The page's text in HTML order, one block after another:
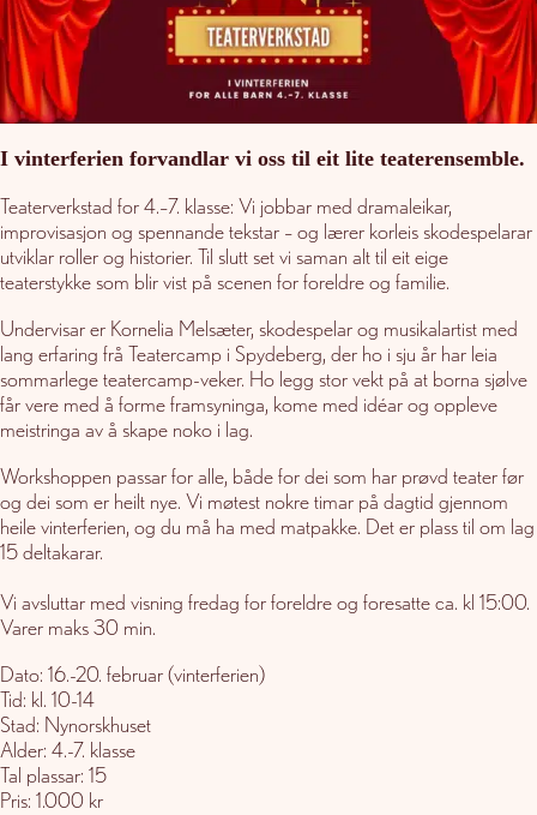
I vinterferien forvandlar vi oss til eit lite teaterensemble.
Teaterverkstad for 4.–7. klasse: Vi jobbar med dramaleikar,
improvisasjon og spennande tekstar – og lærer korleis skodespelarar
utviklar roller og historier. Til slutt set vi saman alt til eit eige
teaterstykke som blir vist på scenen for foreldre og familie.
Undervisar er Kornelia Melsæter, skodespelar og musikalartist med
lang erfaring frå Teatercamp i Spydeberg, der ho i sju år har leia
sommarlege teatercamp-veker. Ho legg stor vekt på at borna sjølve
får vere med å forme framsyninga, kome med idéar og oppleve
meistringa av å skape noko i lag.
Workshoppen passar for alle, både for dei som har prøvd teater før
og dei som er heilt nye. Vi møtest nokre timar på dagtid gjennom
heile vinterferien, og du må ha med matpakke. Det er plass til om lag
15 deltakarar.
Vi avsluttar med visning fredag for foreldre og foresatte ca. kl 15:00.
Varer maks 30 min.
Dato: 16.-20. februar (vinterferien)
Tid: kl. 10-14
Stad: Nynorskhuset
Alder: 4.-7. klasse
Tal plassar: 15
Pris: 1.000 kr